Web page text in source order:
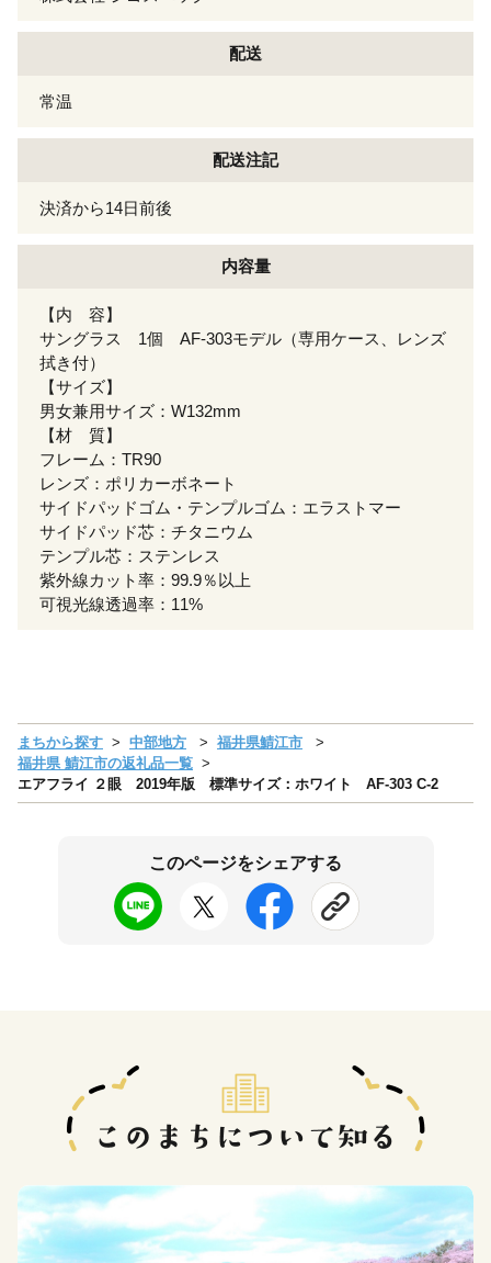
配送
常温
配送注記
決済から14日前後
内容量
【内 容】
サングラス 1個 AF-303モデル（専用ケース、レンズ
拭き付）
【サイズ】
男女兼用サイズ：W132mm
【材 質】
フレーム：TR90
レンズ：ポリカーボネート
サイドパッドゴム・テンプルゴム：エラストマー
サイドパッド芯：チタニウム
テンプル芯：ステンレス
紫外線カット率：99.9％以上
可視光線透過率：11%
まちから探す 中部地方
福井県鯖江市
福井県 鯖江市の返礼品一覧
エアフライ ２眼 2019年版 標準サイズ：ホワイト AF-303 C-2
このページをシェアする